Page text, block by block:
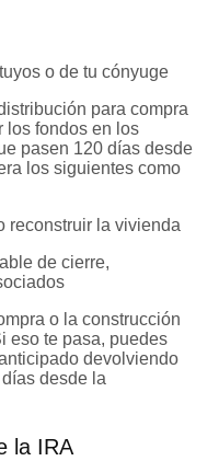
o de tu cónyuge
para compra
los fondos en los
pasen 120 días desde
los siguientes como
reconstruir la vivienda
de cierre,
o la construcción
eso te pasa, puedes
devolviendo
desde la
la IRA